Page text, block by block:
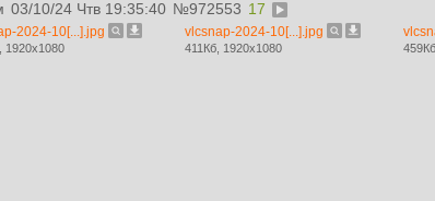
03/10/24 Чтв 19:35:40 №972553 17
2024-10[...].jpg
1920x1080
vlcsnap-2024-10[...].jpg
411Кб, 1920x1080